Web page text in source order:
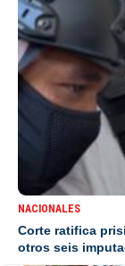
NACIONALES
Corte ratifica
otros seis